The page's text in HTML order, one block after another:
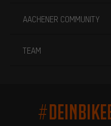
AACHENER COMMUNITY
TEAM